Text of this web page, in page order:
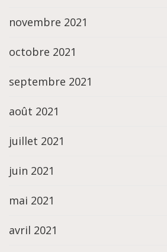
novembre 2021
octobre 2021
septembre 2021
août 2021
juillet 2021
juin 2021
mai 2021
avril 2021